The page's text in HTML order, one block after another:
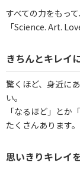
すべての力をもっ
「Science. Art.
きちんとキレイ
驚くほど、身近に
い。
「なるほど」とか
たくさんあります
思いきりキレイ